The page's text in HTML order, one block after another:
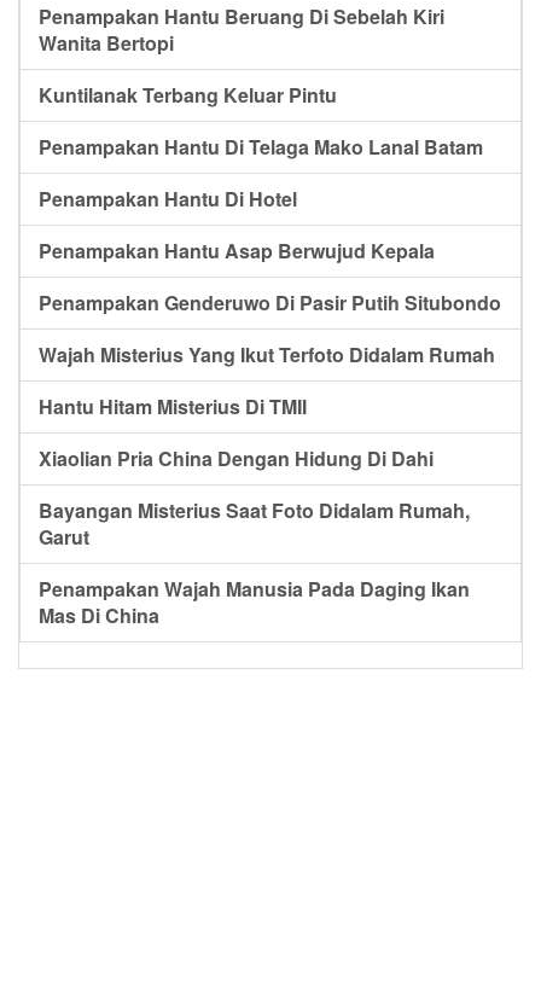
Penampakan Hantu Beruang Di Sebelah Kiri
Wanita Bertopi
Kuntilanak Terbang Keluar Pintu
Penampakan Hantu Di Telaga Mako Lanal Batam
Penampakan Hantu Di Hotel
Penampakan Hantu Asap Berwujud Kepala
Penampakan Genderuwo Di Pasir Putih Situbondo
Wajah Misterius Yang Ikut Terfoto Didalam Rumah
Hantu Hitam Misterius Di TMII
Xiaolian Pria China Dengan Hidung Di Dahi
Bayangan Misterius Saat Foto Didalam Rumah,
Garut
Penampakan Wajah Manusia Pada Daging Ikan
Mas Di China